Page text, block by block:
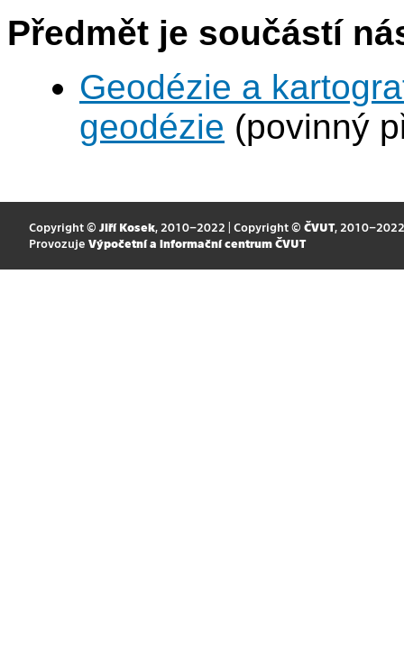
Předmět je součástí
Geodézie a
geodézie (povinný
Copyright © Jiří Kosek, 2010–2022 | Copyright © ČVUT, 2010–2022
Provozuje Výpočetní a informační centrum ČVUT